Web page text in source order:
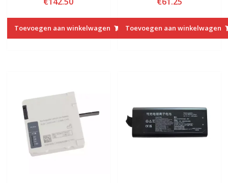
Toevoegen aan winkelwagen Toevoegen aan winkelwagen